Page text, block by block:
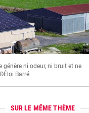
ni odeur, ni bruit et ne
Barré
SUR LE MÊME THÈME